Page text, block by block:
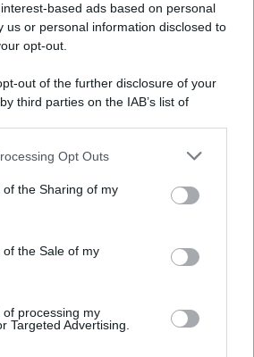
based ads based on personal
us or personal information disclosed to
opt-out.
out of the further disclosure of your
third parties on the IAB’s list of
be disclosed by us to third parties
parties.
app uses one or more Google
and store information including but
or usage behaviour. You may click to
to Google and its third-party tags to
Opt Outs
the Sharing of my
the Sale of my
processing my
Targeted Advertising.